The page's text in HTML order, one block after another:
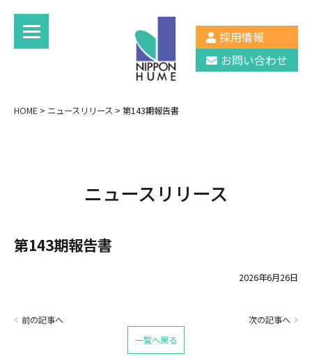
採用情報
お問い合わせ
HOME > ニュースリリース > 第143期報告書
ニュースリリース
第143期報告書
2026年6月26日
前の記事へ
次の記事へ
一覧へ戻る